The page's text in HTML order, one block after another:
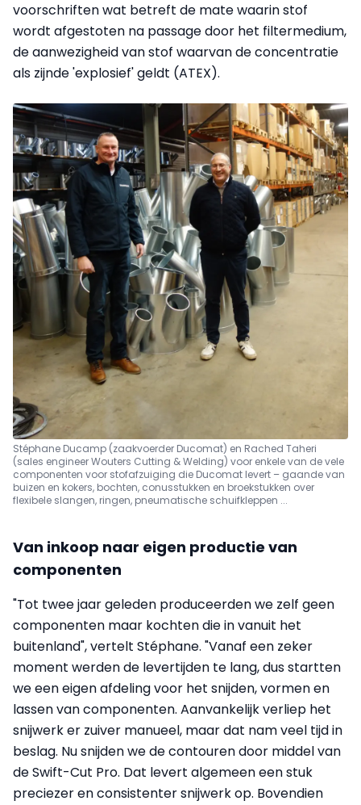
voorschriften wat betreft de mate waarin stof
wordt afgestoten na passage door het filtermedium,
de aanwezigheid van stof waarvan de concentratie
als zijnde 'explosief' geldt (ATEX).
Stéphane Ducamp (zaakvoerder Ducomat) en Rached Taheri
(sales engineer Wouters Cutting & Welding) voor enkele van de vele
componenten voor stofafzuiging die Ducomat levert – gaande van
buizen en kokers, bochten, conusstukken en broekstukken over
flexibele slangen, ringen, pneumatische schuifkleppen ...
Van inkoop naar eigen productie van
componenten
"Tot twee jaar geleden produceerden we zelf geen
componenten maar kochten die in vanuit het
buitenland", vertelt Stéphane. "Vanaf een zeker
moment werden de levertijden te lang, dus startten
we een eigen afdeling voor het snijden, vormen en
lassen van componenten. Aanvankelijk verliep het
snijwerk er zuiver manueel, maar dat nam veel tijd in
beslag. Nu snijden we de contouren door middel van
de Swift-Cut Pro. Dat levert algemeen een stuk
preciezer en consistenter snijwerk op. Bovendien